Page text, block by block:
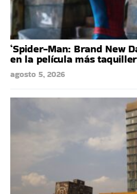
‘Spider-Man: Brand New
en la película más
agosto 5, 2026